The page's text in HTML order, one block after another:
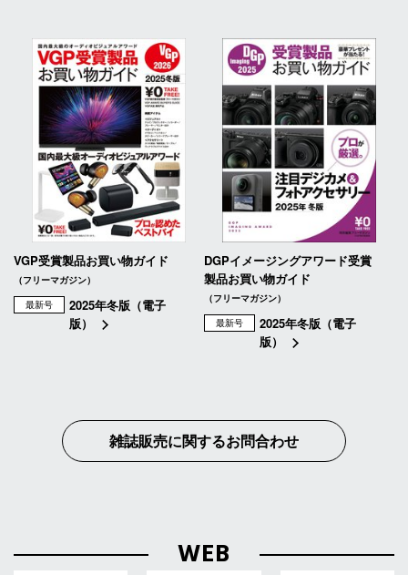
VGP受賞製品お買い物ガイド
（フリーマガジン）
最新号
2025年冬版（電子
版）
DGPイメージングアワード受賞
製品お買い物ガイド
（フリーマガジン）
最新号
2025年冬版（電子
版）
雑誌販売に関するお問合わせ
WEB